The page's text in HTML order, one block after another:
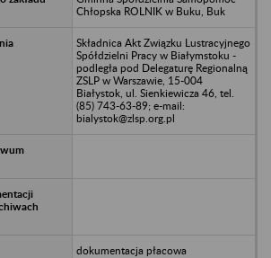
Chłopska ROLNIK w Buku, Buk
Składnica Akt Związku Lustracyjnego
Spółdzielni Pracy w Białymstoku -
podległa pod Delegaturę Regionalną
ZSLP w Warszawie, 15-004
Białystok, ul. Sienkiewicza 46, tel.
(85) 743-63-89; e-mail:
bialystok@zlsp.org.pl
dokumentacja płacowa